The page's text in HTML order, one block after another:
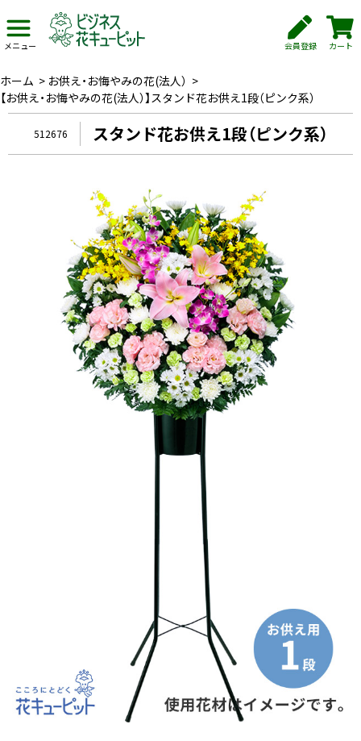
メニュー 会員登録 カート
ホーム > お供え・お悔やみの花(法人） >
【お供え・お悔やみの花(法人）】スタンド花お供え1段（ピンク系）
512676 スタンド花お供え1段（ピンク系）